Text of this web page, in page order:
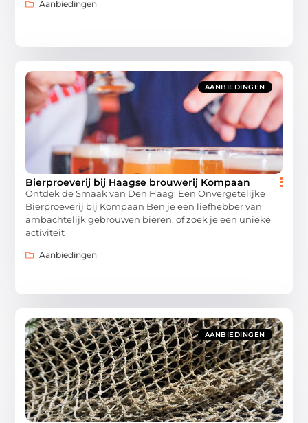
Aanbiedingen
AANBIEDINGEN
Bierproeverij bij Haagse brouwerij Kompaan
Ontdek de Smaak van Den Haag: Een Onvergetelijke
Bierproeverij bij Kompaan Ben je een liefhebber van
ambachtelijk gebrouwen bieren, of zoek je een unieke
activiteit
Aanbiedingen
AANBIEDINGEN